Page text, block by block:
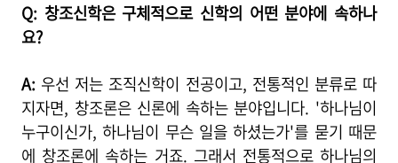
Q: 창조신학은 구체적으로 신학의 어떤 분야에 속하나
요?
A: 우선 저는 조직신학이 전공이고, 전통적인 분류로 따
지자면, 창조론은 신론에 속하는 분야입니다. '하나님이
누구이신가, 하나님이 무슨 일을 하셨는가'를 묻기 때문
에 창조론에 속하는 거죠. 그래서 전통적으로 하나님의